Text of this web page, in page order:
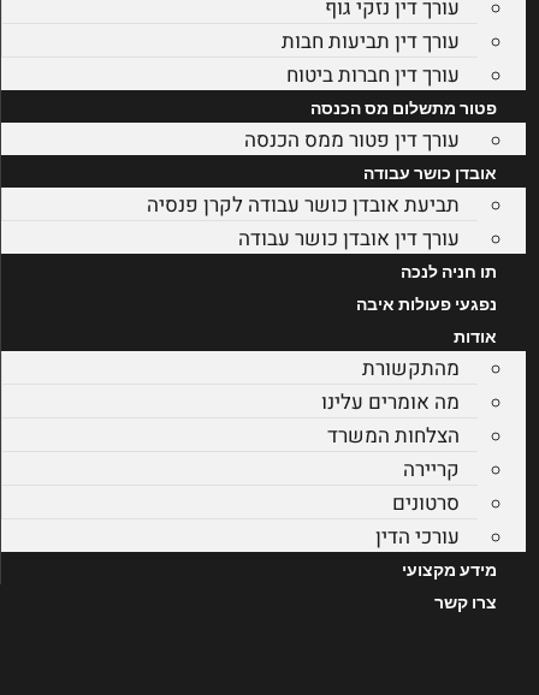
עורך דין נזקי גוף
עורך דין תביעות חבות
עורך דין חברות ביטוח
פטור מתשלום מס הכנסה
עורך דין פטור ממס הכנסה
אובדן כושר עבודה
תביעת אובדן כושר עבודה לקרן פנסיה
עורך דין אובדן כושר עבודה
תו חניה לנכה
נפגעי פעולות איבה
אודות
מהתקשורת
מה אומרים עלינו
הצלחות המשרד
קריירה
סרטונים
עורכי הדין
מידע מקצועי
צרו קשר